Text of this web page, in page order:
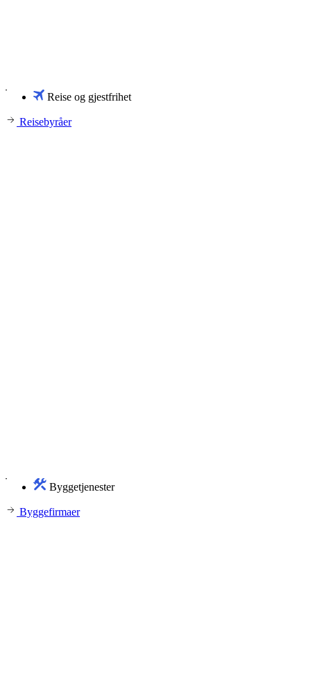
Reise og gjestfrihet
Reisebyråer
Byggetjenester
Byggefirmaer